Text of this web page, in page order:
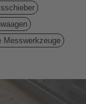
Messwerkzeuge